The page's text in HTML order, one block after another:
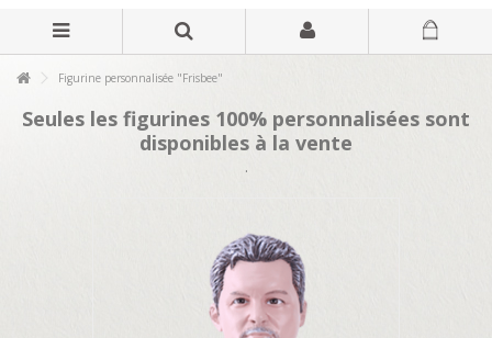
Figurine personnalisée "Frisbee"
Seules les figurines 100% personnalisées sont
disponibles à la vente
.